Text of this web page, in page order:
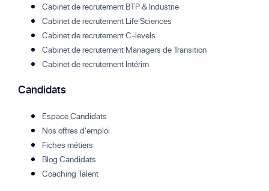
Cabinet de recrutement BTP & Industrie
Cabinet de recrutement Life Sciences
Cabinet de recrutement C-levels
Cabinet de recrutement Managers de Transition
Cabinet de recrutement Intérim
Candidats
Espace Candidats
Nos offres d'emploi
Fiches métiers
Blog Candidats
Coaching Talent